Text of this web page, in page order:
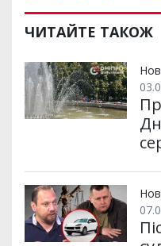
и
р
и
и
e
b
o
k
t
t
e
i
l
ЧИТАЙТЕ ТАКОЖ